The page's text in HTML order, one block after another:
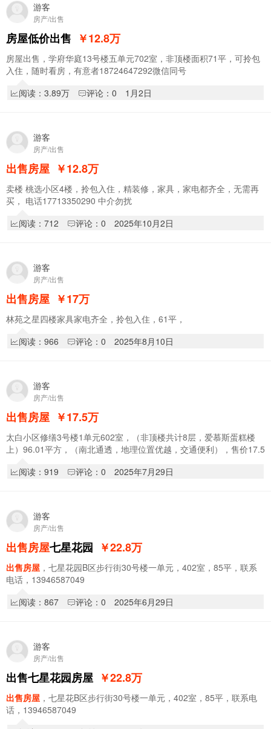
游客
房产/出售
房屋低价出售 ￥12.8万
房屋出售，学府华庭13号楼五单元702室，非顶楼面积71平，可拎包
入住，随时看房，有意者18724647292微信同号
阅读：3.89万
评论：0 1月2日
游客
房产/出售
出售房屋 ￥12.8万
卖楼 桃选小区4楼，拎包入住，精装修，家具，家电都齐全，无需再
买， 电话17713350290 中介勿扰
阅读：712
评论：0 2025年10月2日
游客
房产/出售
出售房屋 ￥17万
林苑之星四楼家具家电齐全，拎包入住，61平，
阅读：966
评论：0 2025年8月10日
游客
房产/出售
出售房屋 ￥17.5万
太白小区修缮3号楼1单元602室，（非顶楼共计8层，爱慕斯蛋糕楼
上）96.01平方，（南北通透，地理位置优越，交通便利），售价17.5
阅读：919
评论：0 2025年7月29日
游客
房产/出售
出售房屋七星花园 ￥22.8万
出售房屋 ，七星花园B区步行街30号楼一单元，402室，85平，联系
电话，13946587049
阅读：867
评论：0 2025年6月29日
游客
房产/出售
出售七星花园房屋 ￥22.8万
出售房屋 ，七星花B区步行街30号楼一单元，402室，85平，联系电
话，13946587049